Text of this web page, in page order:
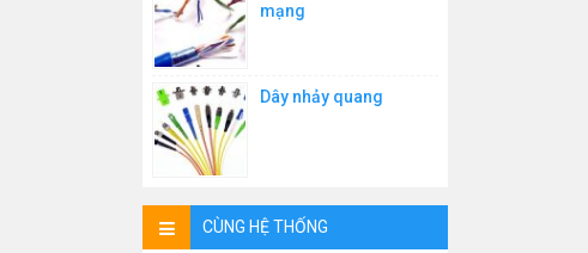
mạng
Dây nhảy quang
CÙNG HỆ THỐNG